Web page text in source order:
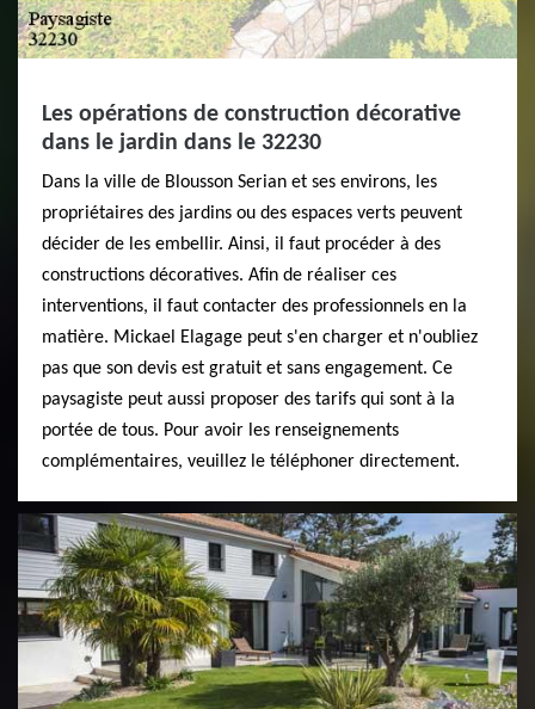
Les opérations de construction décorative
dans le jardin dans le 32230
Dans la ville de Blousson Serian et ses environs, les
propriétaires des jardins ou des espaces verts peuvent
décider de les embellir. Ainsi, il faut procéder à des
constructions décoratives. Afin de réaliser ces
interventions, il faut contacter des professionnels en la
matière. Mickael Elagage peut s'en charger et n'oubliez
pas que son devis est gratuit et sans engagement. Ce
paysagiste peut aussi proposer des tarifs qui sont à la
portée de tous. Pour avoir les renseignements
complémentaires, veuillez le téléphoner directement.